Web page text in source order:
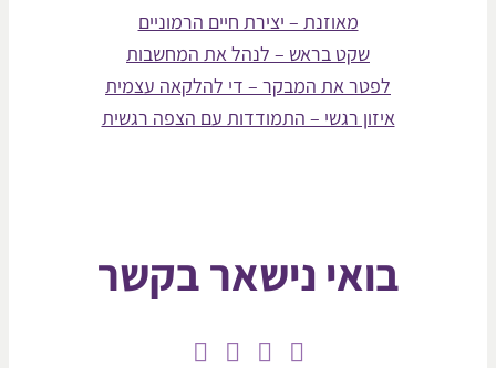
מאוזנת – יצירת חיים הרמוניים
שקט בראש – לנהל את המחשבות
לפטר את המבקר – די להלקאה עצמית
איזון רגשי – התמודדות עם הצפה רגשית
בואי נישאר בקשר